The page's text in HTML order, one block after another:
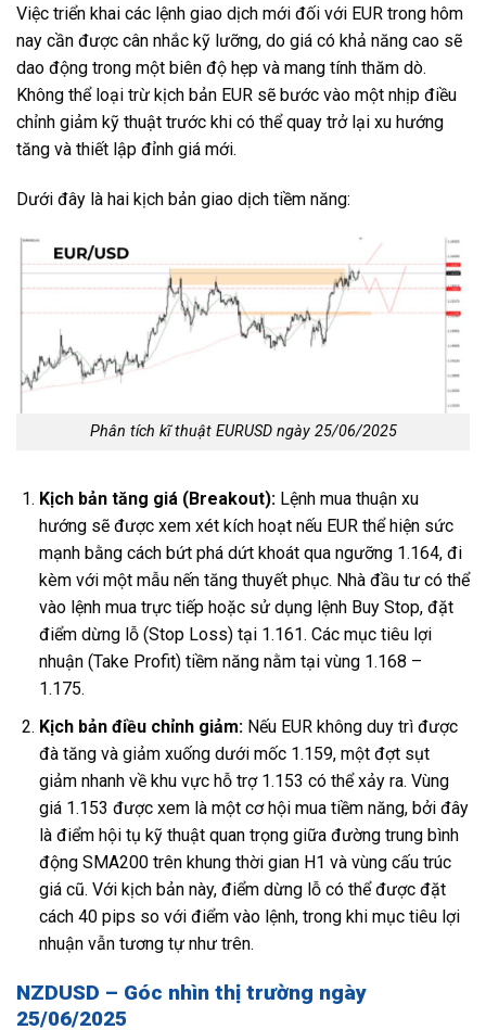
Việc triển khai các lệnh giao dịch mới đối với EUR trong hôm
nay cần được cân nhắc kỹ lưỡng, do giá có khả năng cao sẽ
dao động trong một biên độ hẹp và mang tính thăm dò.
Không thể loại trừ kịch bản EUR sẽ bước vào một nhịp điều
chỉnh giảm kỹ thuật trước khi có thể quay trở lại xu hướng
tăng và thiết lập đỉnh giá mới.
Dưới đây là hai kịch bản giao dịch tiềm năng:
Phân tích kĩ thuật EURUSD ngày 25/06/2025
Kịch bản tăng giá (Breakout):Lệnh mua thuận xu
hướng sẽ được xem xét kích hoạt nếu EUR thể hiện sức
mạnh bằng cách bứt phá dứt khoát qua ngưỡng 1.164, đi
kèm với một mẫu nến tăng thuyết phục. Nhà đầu tư có thể
vào lệnh mua trực tiếp hoặc sử dụng lệnh Buy Stop, đặt
điểm dừng lỗ (Stop Loss) tại 1.161. Các mục tiêu lợi
nhuận (Take Profit) tiềm năng nằm tại vùng 1.168 –
1.175.
Kịch bản điều chỉnh giảm:Nếu EUR không duy trì được
đà tăng và giảm xuống dưới mốc 1.159, một đợt sụt
giảm nhanh về khu vực hỗ trợ 1.153 có thể xảy ra. Vùng
giá 1.153 được xem là một cơ hội mua tiềm năng, bởi đây
là điểm hội tụ kỹ thuật quan trọng giữa đường trung bình
động SMA200 trên khung thời gian H1 và vùng cấu trúc
giá cũ. Với kịch bản này, điểm dừng lỗ có thể được đặt
cách 40 pips so với điểm vào lệnh, trong khi mục tiêu lợi
nhuận vẫn tương tự như trên.
NZDUSD – Góc nhìn thị trường ngày
25/06/2025